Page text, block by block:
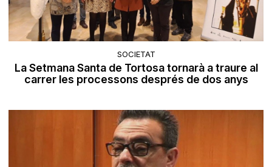
SOCIETAT
La Setmana Santa de Tortosa tornarà a traure al
carrer les processons després de dos anys